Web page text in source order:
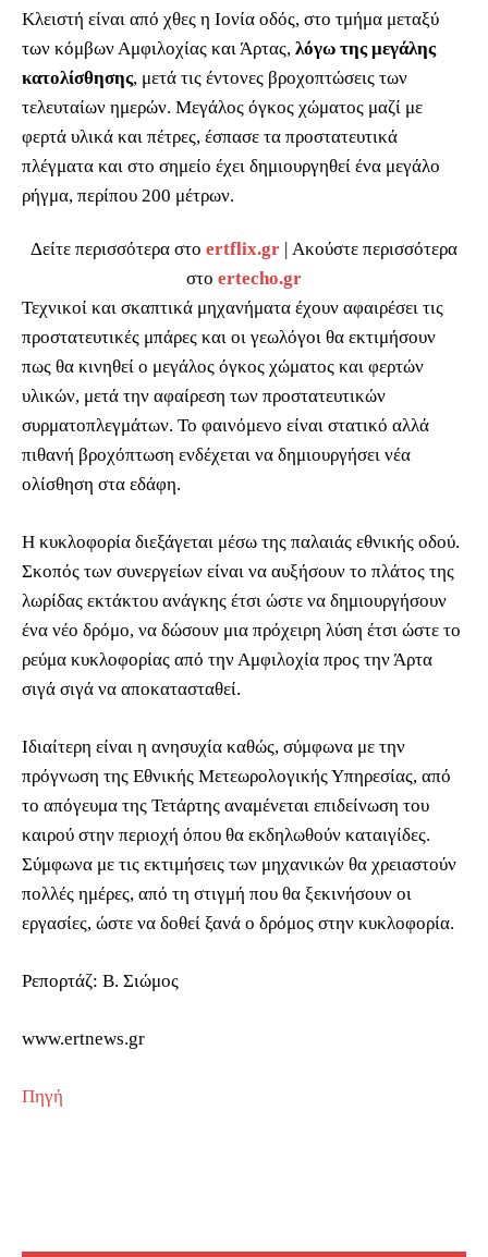
Κλειστή είναι από χθες η Ιονία οδός, στο τμήμα μεταξύ
των κόμβων Αμφιλοχίας και Άρτας, λόγω της μεγάλης
κατολίσθησης, μετά τις έντονες βροχοπτώσεις των
τελευταίων ημερών. Μεγάλος όγκος χώματος μαζί με
φερτά υλικά και πέτρες, έσπασε τα προστατευτικά
πλέγματα και στο σημείο έχει δημιουργηθεί ένα μεγάλο
ρήγμα, περίπου 200 μέτρων.
Δείτε περισσότερα στο ertflix.gr | Ακούστε περισσότερα
στο ertecho.gr
Τεχνικοί και σκαπτικά μηχανήματα έχουν αφαιρέσει τις
προστατευτικές μπάρες και οι γεωλόγοι θα εκτιμήσουν
πως θα κινηθεί ο μεγάλος όγκος χώματος και φερτών
υλικών, μετά την αφαίρεση των προστατευτικών
συρματοπλεγμάτων. Το φαινόμενο είναι στατικό αλλά
πιθανή βροχόπτωση ενδέχεται να δημιουργήσει νέα
ολίσθηση στα εδάφη.
Η κυκλοφορία διεξάγεται μέσω της παλαιάς εθνικής οδού.
Σκοπός των συνεργείων είναι να αυξήσουν το πλάτος της
λωρίδας εκτάκτου ανάγκης έτσι ώστε να δημιουργήσουν
ένα νέο δρόμο, να δώσουν μια πρόχειρη λύση έτσι ώστε το
ρεύμα κυκλοφορίας από την Αμφιλοχία προς την Άρτα
σιγά σιγά να αποκατασταθεί.
Ιδιαίτερη είναι η ανησυχία καθώς, σύμφωνα με την
πρόγνωση της Εθνικής Μετεωρολογικής Υπηρεσίας, από
το απόγευμα της Τετάρτης αναμένεται επιδείνωση του
καιρού στην περιοχή όπου θα εκδηλωθούν καταιγίδες.
Σύμφωνα με τις εκτιμήσεις των μηχανικών θα χρειαστούν
πολλές ημέρες, από τη στιγμή που θα ξεκινήσουν οι
εργασίες, ώστε να δοθεί ξανά ο δρόμος στην κυκλοφορία.
Ρεπορτάζ: Β. Σιώμος
www.ertnews.gr
Πηγή